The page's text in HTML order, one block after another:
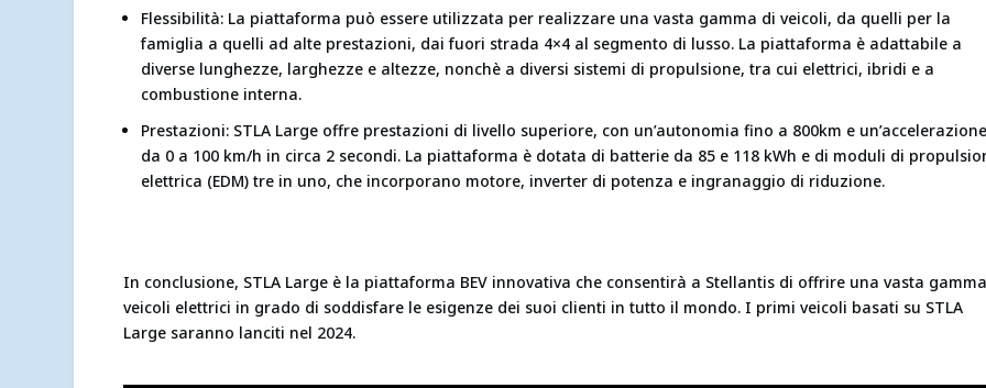
Flessibilità: La piattaforma può essere utilizzata per realizzare una vasta gamma di veicoli, da quelli per la
famiglia a quelli ad alte prestazioni, dai fuori strada 4×4 al segmento di lusso. La piattaforma è adattabile a
diverse lunghezze, larghezze e altezze, nonchè a diversi sistemi di propulsione, tra cui elettrici, ibridi e a
combustione interna.
Prestazioni: STLA Large offre prestazioni di livello superiore, con un’autonomia fino a 800km e un’accelerazione
da 0 a 100 km/h in circa 2 secondi. La piattaforma è dotata di batterie da 85 e 118 kWh e di moduli di
elettrica (EDM) tre in uno, che incorporano motore, inverter di potenza e ingranaggio di riduzione.
In conclusione, STLA Large è la piattaforma BEV innovativa che consentirà a Stellantis di offrire una vasta
veicoli elettrici in grado di soddisfare le esigenze dei suoi clienti in tutto il mondo. I primi veicoli basati su STLA
Large saranno lanciti nel 2024.